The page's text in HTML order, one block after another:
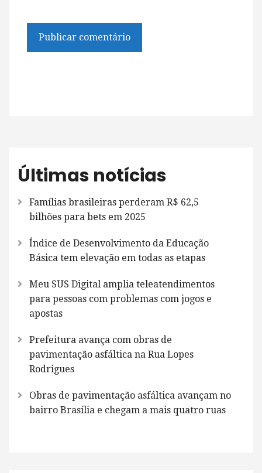
Últimas notícias
Famílias brasileiras perderam R$ 62,5
bilhões para bets em 2025
Índice de Desenvolvimento da Educação
Básica tem elevação em todas as etapas
Meu SUS Digital amplia teleatendimentos
para pessoas com problemas com jogos e
apostas
Prefeitura avança com obras de
pavimentação asfáltica na Rua Lopes
Rodrigues
Obras de pavimentação asfáltica avançam no
bairro Brasília e chegam a mais quatro ruas